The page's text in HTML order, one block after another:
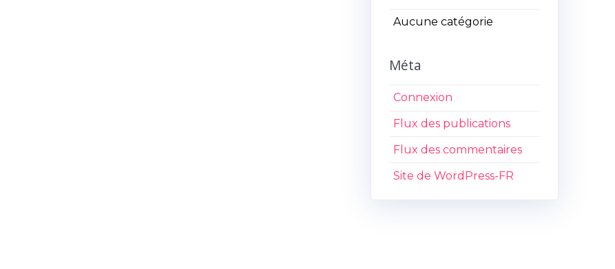
Aucune catégorie
Méta
Connexion
Flux des publications
Flux des commentaires
Site de WordPress-FR